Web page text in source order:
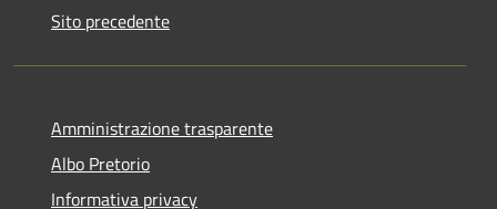
Sito precedente
Amministrazione trasparente
Albo Pretorio
Informativa privacy